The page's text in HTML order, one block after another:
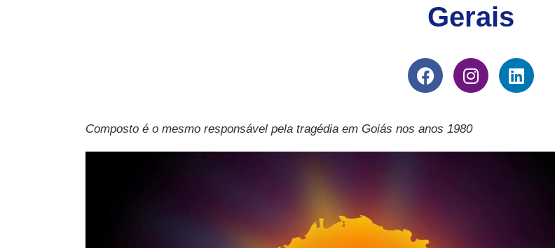
Gerais
Composto é o mesmo responsável pela tragédia em Goiás nos anos 1980